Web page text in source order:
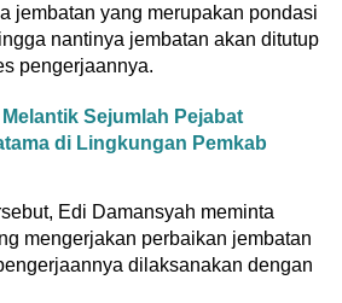
jembatan yang merupakan pondasi
nantinya jembatan akan ditutup
pengerjaannya.
Sejumlah Pejabat
di Lingkungan Pemkab
Edi Damansyah meminta
mengerjakan perbaikan jembatan
dilaksanakan dengan